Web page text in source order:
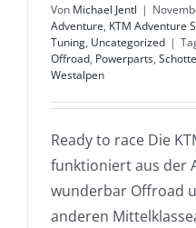
Von Michael Jentl |
Adventure, KTM Adventure
Tuning, Uncategorized |
Offroad, Powerparts,
Westalpen
Ready to race Die
funktioniert aus der
wunderbar Offroad
anderen